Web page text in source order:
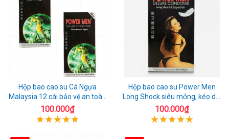
Hộp bao cao su Cá Ngựa
Malaysia 12 cái bảo vệ an toàn
tuyệt đối
100.000₫
Hộp bao cao su Power Men
Long Shock siêu mỏng, kéo dài
quan hệ thoải mái
100.000₫